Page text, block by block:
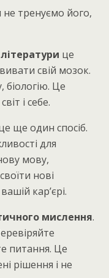
тренуємо його,
це
свій мозок.
біологію. Це
і себе.
ще один спосіб.
для
мову,
нові
кар’єрі.
мислення.
питання. Це
рішення і не